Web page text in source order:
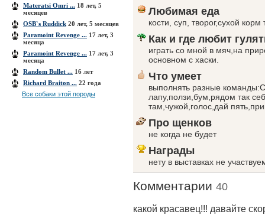
Materatsi Omri ... 18 лет, 5
месяцев
OSB`s Ruddick 20 лет, 5 месяцев
Paramoint Revenge ... 17 лет, 3
месяца
Paramoint Revenge ... 17 лет, 3
месяца
Random Bullet ... 16 лет
Richard Braiton ... 22 года
Все собаки этой породы
Любимая еда
кости, суп, творог,сухой
Как и где любит
играть со мной в мяч,на
основном с хаски.
Что умеет
выполнять разные
лапу,ползи,бум,рядом так
там,чужой,голос,дай
Про щенков
не когда не будет
Награды
нету в выставках не
Комментарии 40
какой красавец!!! давайте